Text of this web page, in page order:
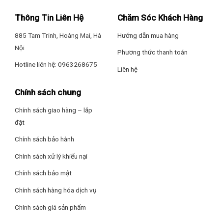
– Hẹn giờ bật, tắt máy
– Tự khởi động lại khi có điện
– Nắp dàn lạnh có thể tháo rời, dễ dàng vệ sinh
Thông số kích thước/lắp đặt
Kích thước dàn lạnh: Dài 106 cm – Cao 29.5 cm – Dày 24.9 cm
Khối lượng dàn lạnh: 12 kg
cm
Khối lượng dàn nóng: 33 kg
*Hình ảnh chỉ mang tính chất minh họa
Dàn nóng
Dàn nóng được thiết kế chắc chắn nhằm bảo vệ các linh kiện
bên trong trước những tác động từ môi trường bên ngoài.
trong thời gian dài.
Bên cạnh đó, máy còn sử dụng ống dẫn gas bằng đồng kết
Thông Tin Liên Hệ
885 Tam Trinh, Hoàng Mai, Hà
Nội
Hotline liên hệ: 0963268675
Chăm Sóc Khách Hàng
Hướng dẫn mua hàng
Phương thức thanh toán
Liên hệ
Chính sách chung
Chính sách giao hàng – lắp
đặt
Chính sách bảo hành
Chính sách xử lý khiếu nại
Chính sách bảo mật
Chính sách hàng hóa dịch vụ
Chính sách giá sản phẩm